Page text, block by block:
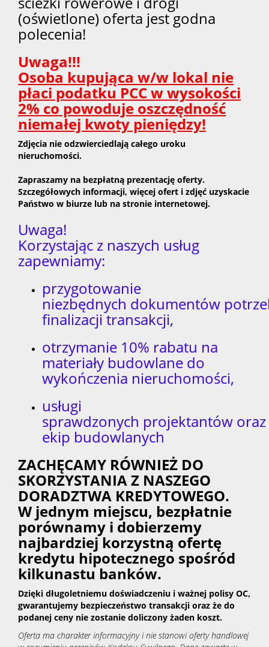
(oświetlone) oferta jest godna
polecenia!
Uwaga!!!
Osoba kupująca w/w lokal nie
płaci podatku PCC w wysokości
2% co powoduje oszczędność
niemałej kwoty pieniędzy!
Zdjęcia nie odzwierciedlają całego uroku
nieruchomości.
Zapraszamy na bezpłatną prezentację oferty.
Szczegółowych informacji, więcej ofert i zdjęć uzyskacie
Państwo w biurze lub na stronie internetowej.
Uwaga!
Korzystając z naszych usług
zapewniamy:
przygotowanie
niezbędnych dokumentów
finalizacji transakcji,
otrzymanie 10% rabatu na
materiały budowlane do
wykończenia nieruchomości,
usługi
sprawdzonych projektantów oraz
ekip budowlanych
ZACHĘCAMY RÓWNIEŻ DO
SKORZYSTANIA Z NASZEGO
DORADZTWA KREDYTOWEGO.
W jednym miejscu, bezpłatnie
porównamy i dobierzemy
najbardziej korzystną ofertę
kredytu hipotecznego spośród
kilkunastu banków.
Dzięki długoletniemu doświadczeniu i ważnej polisy OC,
gwarantujemy bezpieczeństwo transakcji oraz że do
podanej ceny nie zostanie doliczony żaden koszt.
Oferta ma charakter informacyjny i nie stanowi oferty handlowej